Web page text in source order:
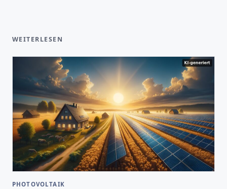
WEITERLESEN
PHOTOVOLTAIK